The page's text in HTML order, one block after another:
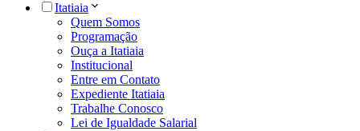
Itatiaia
Quem Somos
Programação
Ouça a Itatiaia
Institucional
Entre em Contato
Expediente Itatiaia
Trabalhe Conosco
Lei de Igualdade Salarial